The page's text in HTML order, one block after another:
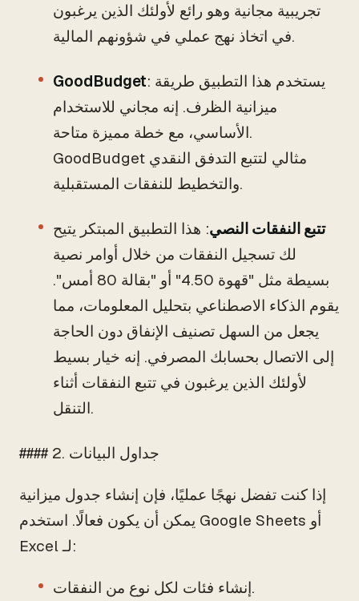
تجريبية مجانية وهو رائع لأولئك الذين يرغبون
في اتخاذ نهج عملي في شؤونهم المالية.
GoodBudget: يستخدم هذا التطبيق طريقة
ميزانية الظرف. إنه مجاني للاستخدام
الأساسي، مع خطة مميزة متاحة.
GoodBudget مثالي لتتبع التدفق النقدي
والتخطيط للنفقات المستقبلية.
تتبع النفقات النصي: هذا التطبيق المبتكر يتيح
لك تسجيل النفقات من خلال أوامر نصية
بسيطة مثل "قهوة 4.50" أو "بقالة 80 أمس".
يقوم الذكاء الاصطناعي بتحليل المعلومات، مما
يجعل من السهل تصنيف الإنفاق دون الحاجة
إلى الاتصال بحسابك المصرفي. إنه خيار بسيط
لأولئك الذين يرغبون في تتبع النفقات أثناء
التنقل.
#### 2. جداول البيانات
إذا كنت تفضل نهجًا عمليًا، فإن إنشاء جدول ميزانية
يمكن أن يكون فعالًا. استخدم Google Sheets أو
Excel لـ:
إنشاء فئات لكل نوع من النفقات.